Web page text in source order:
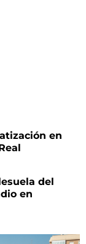
en
del
en